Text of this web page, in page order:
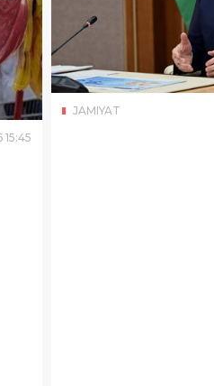
15:45
JAMIYAT